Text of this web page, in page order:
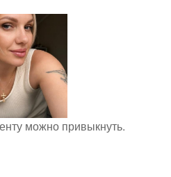
можно привыкнуть.